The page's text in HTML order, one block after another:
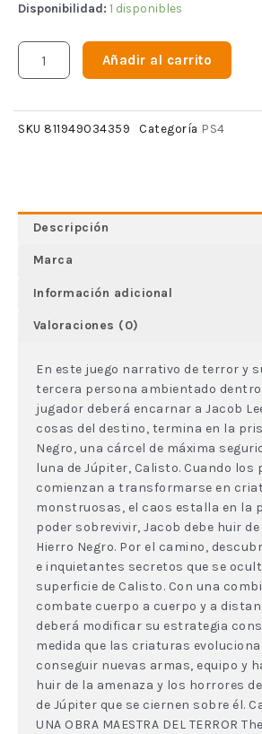
Disponibilidad: 1 disponibles
Añadir al carrito
SKU 811949034359 Categoría PS4
Descripción
Marca
Información adicional
Valoraciones (0)
En este juego narrativo de terror y
tercera persona ambientado dentro
jugador deberá encarnar a Jacob
cosas del destino, termina en la
Negro, una cárcel de máxima
luna de Júpiter, Calisto. Cuando los
comienzan a transformarse en
monstruosas, el caos estalla en la
poder sobrevivir, Jacob debe huir
Hierro Negro. Por el camino,
e inquietantes secretos que se
superficie de Calisto. Con una
combate cuerpo a cuerpo y a
deberá modificar su estrategia
medida que las criaturas
conseguir nuevas armas, equipo y
huir de la amenaza y los horrores
de Júpiter que se ciernen sobre él.
UNA OBRA MAESTRA DEL TERROR